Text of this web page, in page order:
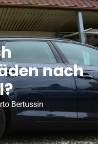
nach
Bertussin